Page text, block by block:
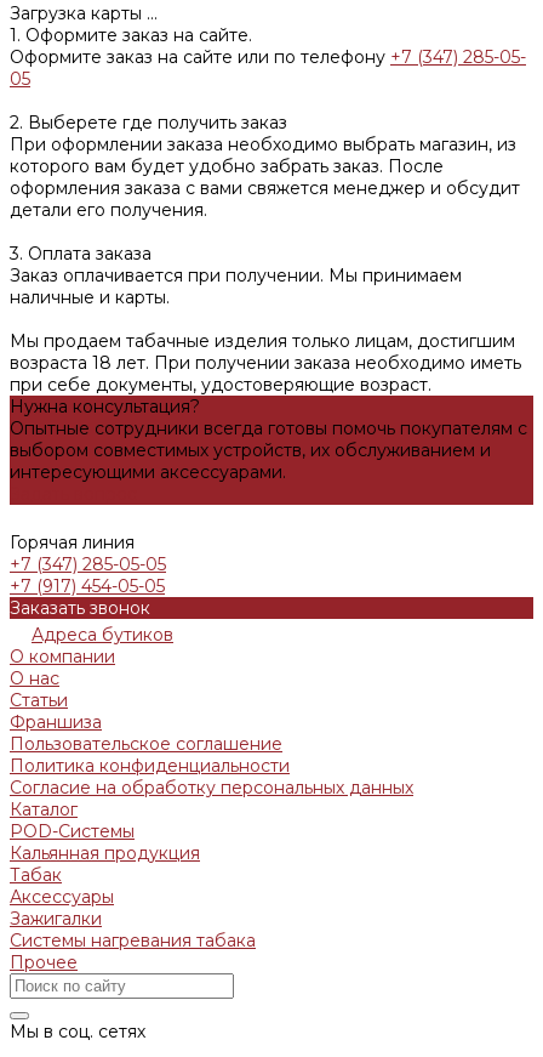
Загрузка карты ...
1. Оформите заказ на сайте.
Оформите заказ на сайте или по телефону +7 (347) 285-05-
05
2. Выберете где получить заказ
При оформлении заказа необходимо выбрать магазин, из
которого вам будет удобно забрать заказ. После
оформления заказа с вами свяжется менеджер и обсудит
детали его получения.
3. Оплата заказа
Заказ оплачивается при получении. Мы принимаем
наличные и карты.
Мы продаем табачные изделия только лицам, достигшим
возраста 18 лет. При получении заказа необходимо иметь
при себе документы, удостоверяющие возраст.
Нужна консультация?
Опытные сотрудники всегда готовы помочь покупателям с
выбором совместимых устройств, их обслуживанием и
интересующими аксессуарами.
Горячая линия
+7 (347) 285-05-05
+7 (917) 454-05-05
Заказать звонок
Адреса бутиков
О компании
О нас
Статьи
Франшиза
Пользовательское соглашение
Политика конфиденциальности
Согласие на обработку персональных данных
Каталог
POD-Системы
Кальянная продукция
Табак
Аксессуары
Зажигалки
Системы нагревания табака
Прочее
Мы в соц. сетях